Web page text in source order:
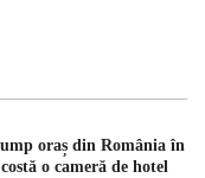
oraș din România în
o cameră de hotel